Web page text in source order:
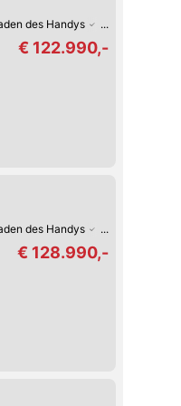
des Handys Digitales Cockpit
€ 122.990,-
des Handys Digitales Cockpit
€ 128.990,-